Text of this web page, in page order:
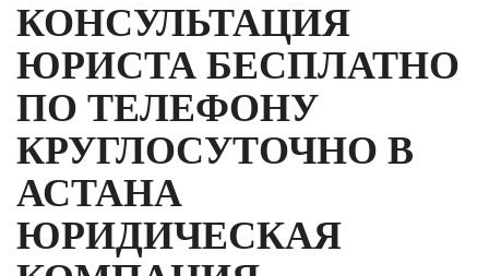
КОНСУЛЬТАЦИЯ
ЮРИСТА БЕСПЛАТНО
ПО ТЕЛЕФОНУ
КРУГЛОСУТОЧНО В
АСТАНА
ЮРИДИЧЕСКАЯ